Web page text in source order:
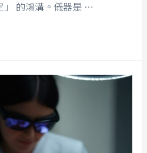
」 的鴻溝。儀器是 …